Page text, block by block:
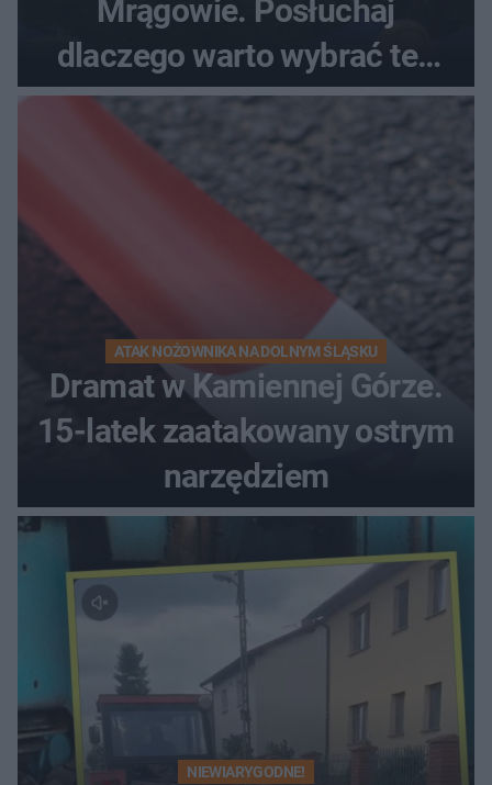
Mrągowie. Posłuchaj
dlaczego warto wybrać ten
kierunek na urlop!
ATAK NOŻOWNIKA NA DOLNYM ŚLĄSKU
Dramat w Kamiennej Górze.
15-latek zaatakowany ostrym
narzędziem
NIEWIARYGODNE!